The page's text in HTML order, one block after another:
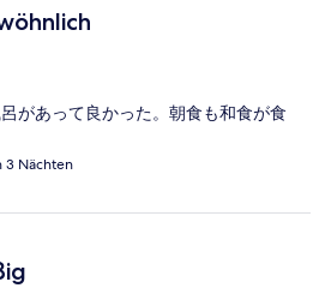
があって良かった。朝食も和食が食
3 Nächten